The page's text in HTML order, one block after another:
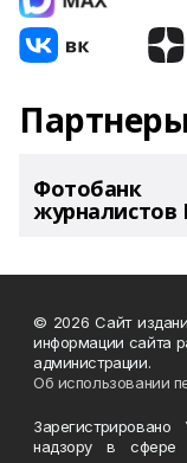
Фотобанк
журналистов
© 2026 Сайт
информации сайта
администрации.
Об использовании
надзору в сфере